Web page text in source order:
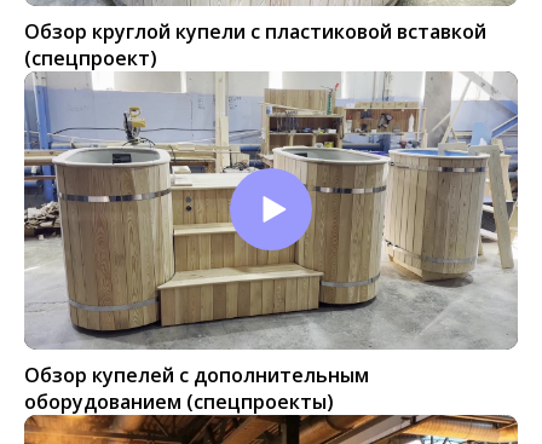
Обзор круглой купели с пластиковой вставкой
(спецпроект)
Обзор купелей с дополнительным
оборудованием (спецпроекты)